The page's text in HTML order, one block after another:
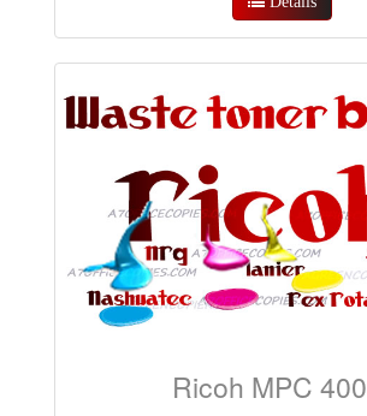
Ricoh MPC 400